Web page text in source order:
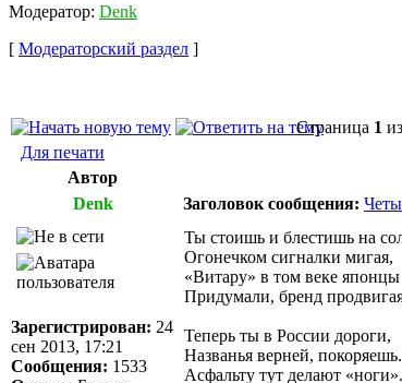
Модератор: Denk
[ Модераторский раздел ]
Страница 1 из
Для печати
Автор
Denk
Заголовок сообщения:
Зарегистрирован: 24
сен 2013, 17:21
Сообщения: 1533
Ты стоишь и блестишь на
Огонечком сигналки мигая,
«Витару» в том веке японцы
Придумали, бренд
Теперь ты в России дороги,
Названья верней, покоряешь.
Асфальту тут делают «ноги».